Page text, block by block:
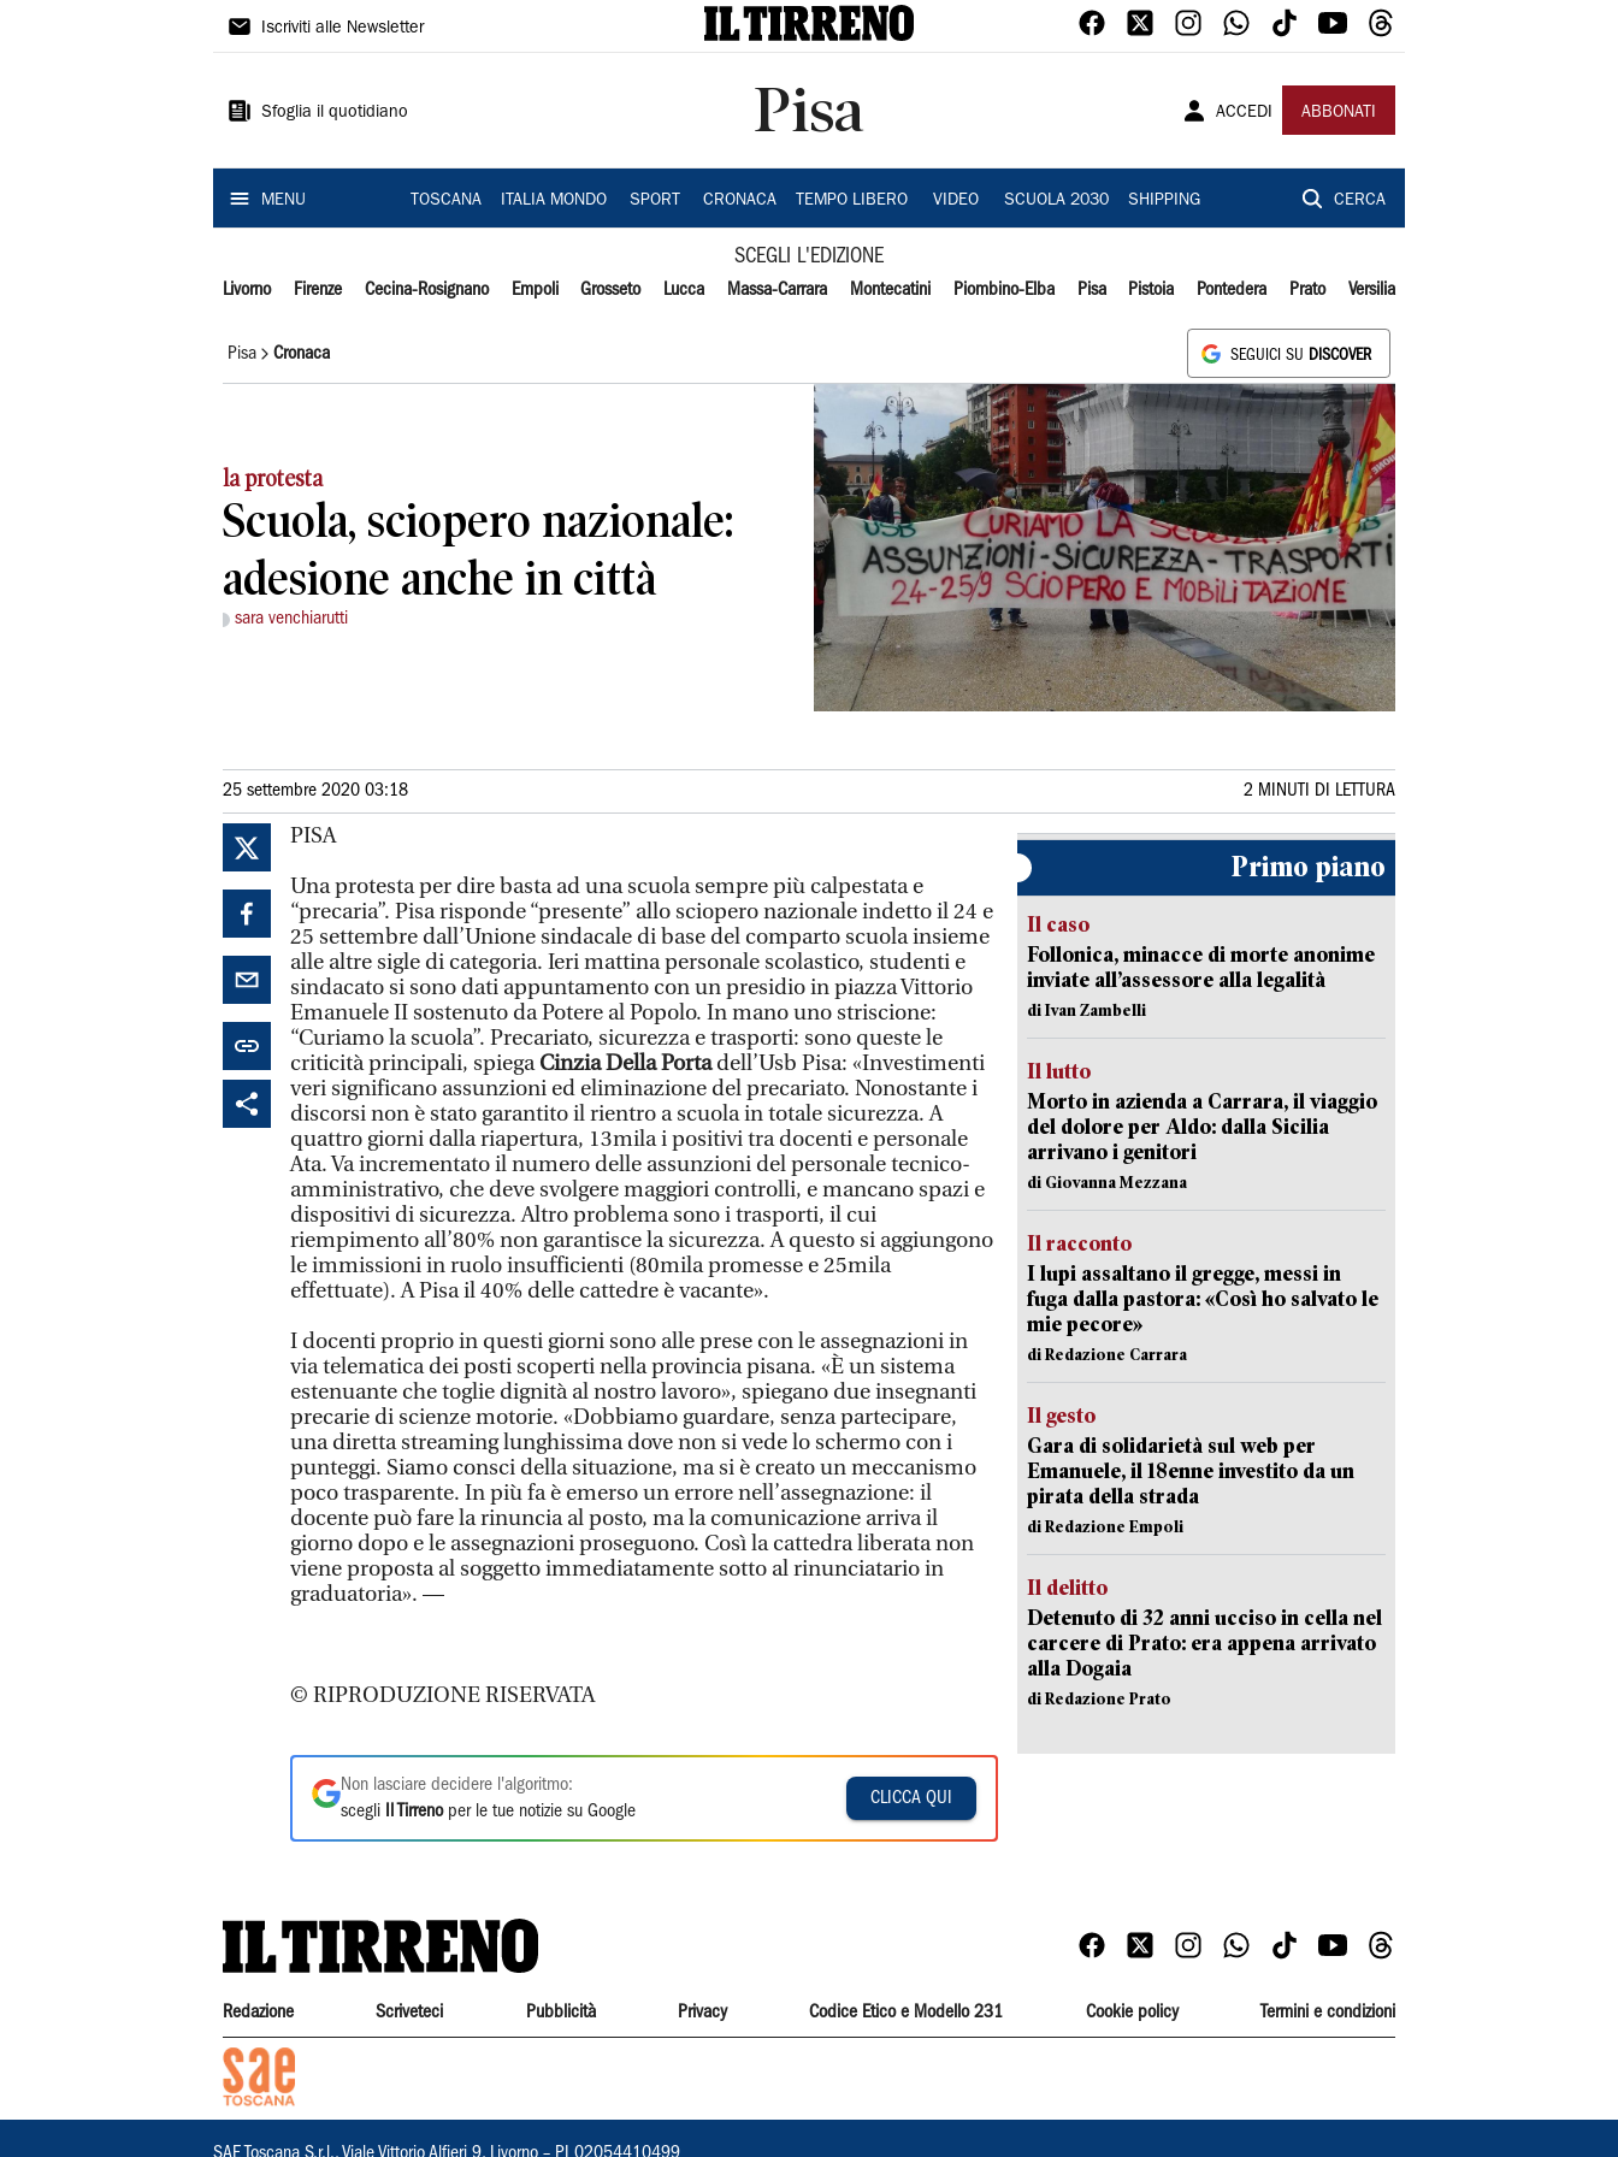
Il
Iscriviti alle Newsletter
Sfoglia il quotidiano Pisa ACCEDI ABBONATI
MENU TOSCANA ITALIA MONDO SPORT CRONACA TEMPO LIBERO VIDEO SCUOLA 2030 SHIPPING CERCA
SCEGLI L'EDIZIONE
Livorno Firenze Cecina-Rosignano Empoli Grosseto Lucca Massa-Carrara Montecatini Piombino-Elba Pisa Pistoia Pontedera Prato Versilia
Pisa Cronaca SEGUICI SU DISCOVER
la protesta
Scuola, sciopero nazionale:
adesione anche in città
sara venchiarutti
25 settembre 2020 03:18 2 MINUTI DI LETTURA
PISA
Una protesta per dire basta ad una scuola sempre più calpestata e
“precaria”. Pisa risponde “presente” allo sciopero nazionale indetto il 24 e
25 settembre dall’Unione sindacale di base del comparto scuola insieme
alle altre sigle di categoria. Ieri mattina personale scolastico, studenti e
sindacato si sono dati appuntamento con un presidio in piazza Vittorio
Emanuele II sostenuto da Potere al Popolo. In mano uno striscione:
“Curiamo la scuola”. Precariato, sicurezza e trasporti: sono queste le
criticità principali, spiegaCinzia Della Portadell’Usb Pisa: «Investimenti
veri significano assunzioni ed eliminazione del precariato. Nonostante i
discorsi non è stato garantito il rientro a scuola in totale sicurezza. A
quattro giorni dalla riapertura, 13mila i positivi tra docenti e personale
Ata. Va incrementato il numero delle assunzioni del personale tecnico-
amministrativo, che deve svolgere maggiori controlli, e mancano spazi e
dispositivi di sicurezza. Altro problema sono i trasporti, il cui
riempimento all’80% non garantisce la sicurezza. A questo si aggiungono
le immissioni in ruolo insufficienti (80mila promesse e 25mila
effettuate). A Pisa il 40% delle cattedre è vacante».
I docenti proprio in questi giorni sono alle prese con le assegnazioni in
via telematica dei posti scoperti nella provincia pisana. «È un sistema
estenuante che toglie dignità al nostro lavoro», spiegano due insegnanti
precarie di scienze motorie. «Dobbiamo guardare, senza partecipare,
una diretta streaming lunghissima dove non si vede lo schermo con i
punteggi. Siamo consci della situazione, ma si è creato un meccanismo
poco trasparente. In più fa è emerso un errore nell’assegnazione: il
docente può fare la rinuncia al posto, ma la comunicazione arriva il
giorno dopo e le assegnazioni proseguono. Così la cattedra liberata non
viene proposta al soggetto immediatamente sotto al rinunciatario in
graduatoria». —
© RIPRODUZIONE RISERVATA
Non lasciare decidere l'algoritmo:
scegli
Il Tirrenoper le tue notizie su Google
CLICCA QUI
Primo piano
Il caso
Follonica, minacce di morte anonime
inviate all’assessore alla legalità
di Ivan Zambelli
Il lutto
Morto in azienda a Carrara, il viaggio
del dolore per Aldo: dalla Sicilia
arrivano i genitori
di Giovanna Mezzana
Il racconto
I lupi assaltano il gregge, messi in
fuga dalla pastora: «Così ho salvato le
mie pecore»
di Redazione Carrara
Il gesto
Gara di solidarietà sul web per
Emanuele, il 18enne investito da un
pirata della strada
di Redazione Empoli
Il delitto
Detenuto di 32 anni ucciso in cella nel
carcere di Prato: era appena arrivato
alla Dogaia
di Redazione Prato
Redazione Scriveteci Pubblicità Privacy Codice Etico e Modello 231 Cookie policy Termini e condizioni
SAE Toscana S.r.l., Viale Vittorio Alfieri 9, Livorno – PI 02054410499